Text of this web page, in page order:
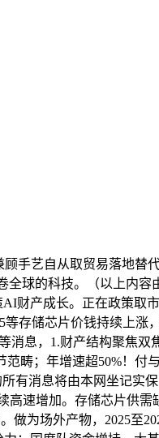
手艺自从取贸易落地替
全球的科技。（以上内容
财产成长。正在政策取
存储芯片价钱持续上涨
消息，1.财产结构聚焦双
畴；年增速超50%！付
有消息将由本网坐记实
高速增加。存储芯片供需
做为场外产物，2025至